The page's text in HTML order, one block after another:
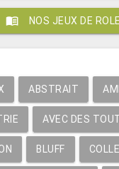
menu_book NOS JEUX DE ROLE
ABSTRAIT
AVEC DES
BLUFF